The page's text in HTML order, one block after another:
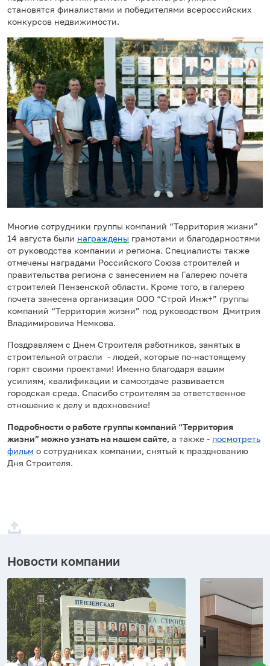
становятся финалистами и победителями всероссийских
конкурсов недвижимости.
Многие сотрудники группы компаний “Территория жизни”
14 августа были награждены грамотами и благодарностями
от руководства компании и региона. Специалисты также
отмечены наградами Российского Союза строителей и
правительства региона с занесением на Галерею почета
строителей Пензенской области. Кроме того, в галерею
почета занесена организация ООО “Строй Инж+” группы
компаний “Территория жизни” под руководством Дмитрия
Владимировича Немкова.
Поздравляем с Днем Строителя работников, занятых в
строительной отрасли - людей, которые по-настоящему
горят своими проектами! Именно благодаря вашим
усилиям, квалификации и самоотдаче развивается
городская среда. Спасибо строителям за ответственное
отношение к делу и вдохновение!
Подробности о работе группы компаний “Территория
жизни” можно узнать на нашем сайте, а также - посмотреть
фильм о сотрудниках компании, снятый к празднованию
Дня Строителя.
Новости компании